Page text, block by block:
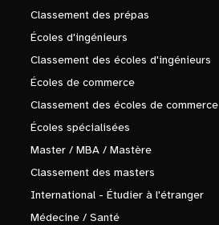
Classement des prépas
Écoles d'ingénieurs
Classement des écoles d'ingénieurs
Écoles de commerce
Classement des écoles de commerce
Écoles spécialisées
Master / MBA / Mastère
Classement des masters
International - Étudier à l'étranger
Médecine / Santé